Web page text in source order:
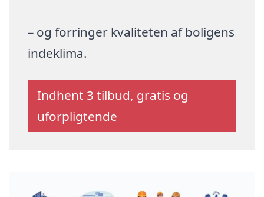
– og forringer kvaliteten af boligens
indeklima.
Indhent 3 tilbud, gratis og
uforpligtende